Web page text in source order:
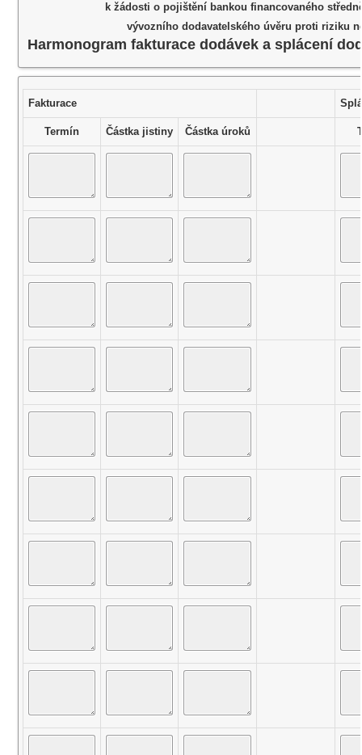
k žádosti o pojištění bankou financovaného
vývozního dodavatelského úvěru proti riziku
Harmonogram fakturace dodávek a splácení
Fakturace
Termín Částka jistiny Částka úroků